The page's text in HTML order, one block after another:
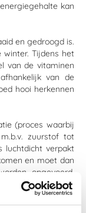
kan
en gedroogd is.
Tijdens het
van de vitaminen
van de
hooi herkennen
(proces waarbij
zuurstof tot
luchtdicht verpakt
en moet dan
opgevoerd.
niet altijd de
nodig heeft.
stofvrij is en om